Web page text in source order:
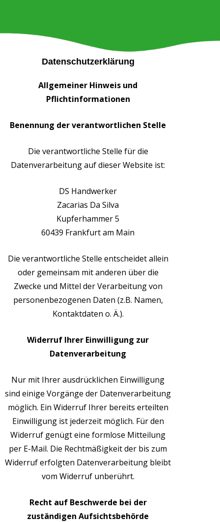
Datenschutzerklärung
Allgemeiner Hinweis und
Pflichtinformationen
Benennung der verantwortlichen Stelle
Die verantwortliche Stelle für die
Datenverarbeitung auf dieser Website ist:
DS Handwerker
Zacarias Da Silva
Kupferhammer 5
60439 Frankfurt am Main
Die verantwortliche Stelle entscheidet allein
oder gemeinsam mit anderen über die
Zwecke und Mittel der Verarbeitung von
personenbezogenen Daten (z.B. Namen,
Kontaktdaten o. Ä.).
Widerruf Ihrer Einwilligung zur
Datenverarbeitung
Nur mit Ihrer ausdrücklichen Einwilligung
sind einige Vorgänge der Datenverarbeitung
möglich. Ein Widerruf Ihrer bereits erteilten
Einwilligung ist jederzeit möglich. Für den
Widerruf genügt eine formlose Mitteilung
per E-Mail. Die Rechtmäßigkeit der bis zum
Widerruf erfolgten Datenverarbeitung bleibt
vom Widerruf unberührt.
Recht auf Beschwerde bei der
zuständigen Aufsichtsbehörde